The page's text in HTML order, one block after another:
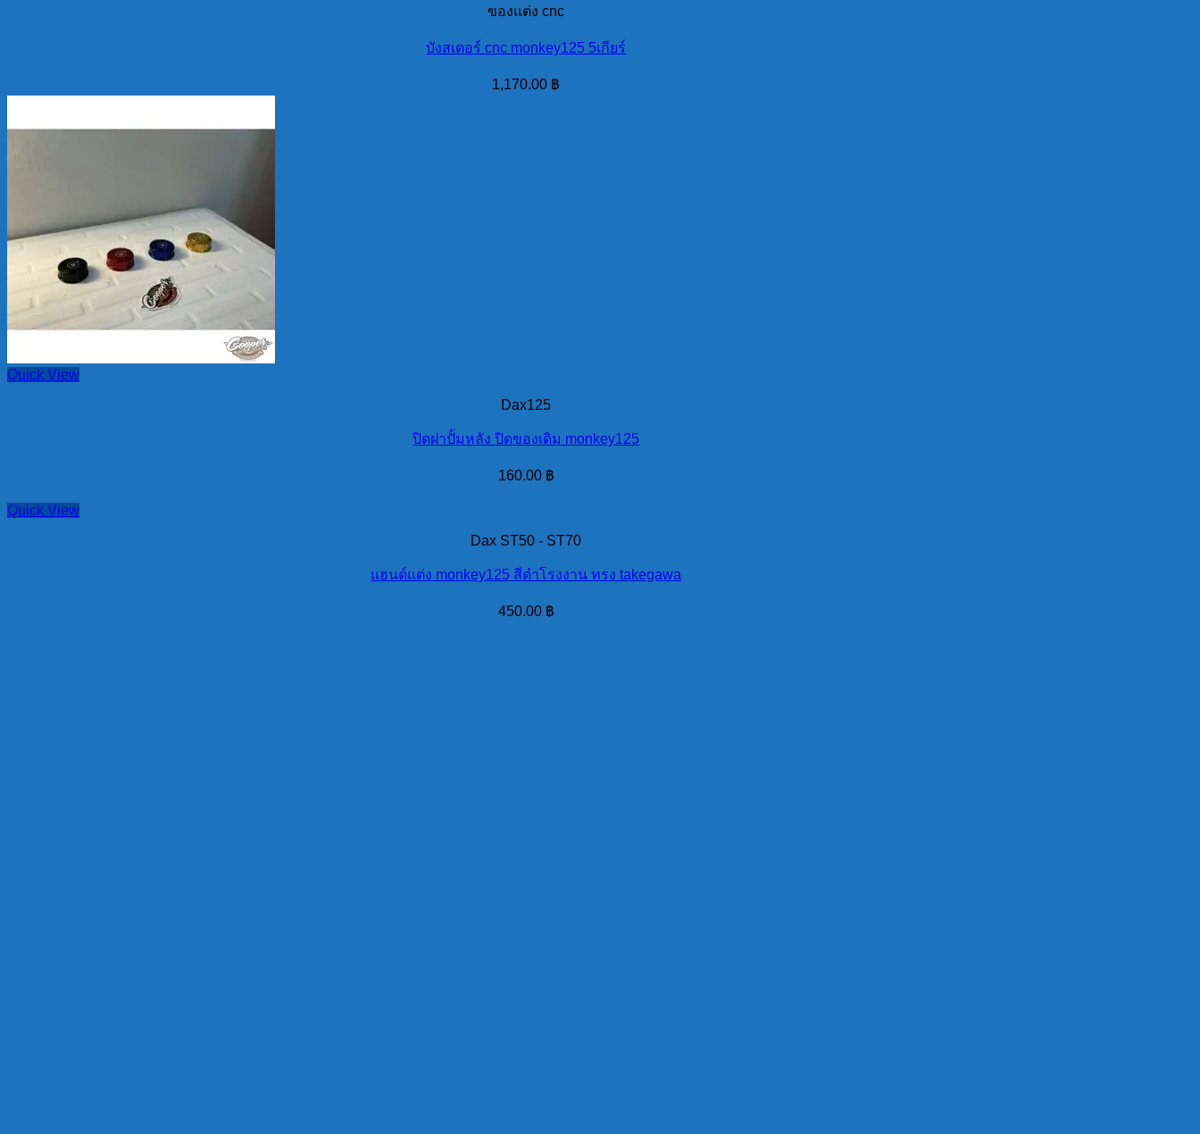
ของแต่ง cnc
บังสเตอร์ cnc monkey125 5เกียร์
1,170.00 ฿
Quick View
Dax125
ปิดฝาปั้มหลัง ปิดของเดิม monkey125
160.00 ฿
Quick View
Dax ST50 - ST70
แฮนด์แต่ง monkey125 สีดำโรงงาน ทรง takegawa
450.00 ฿